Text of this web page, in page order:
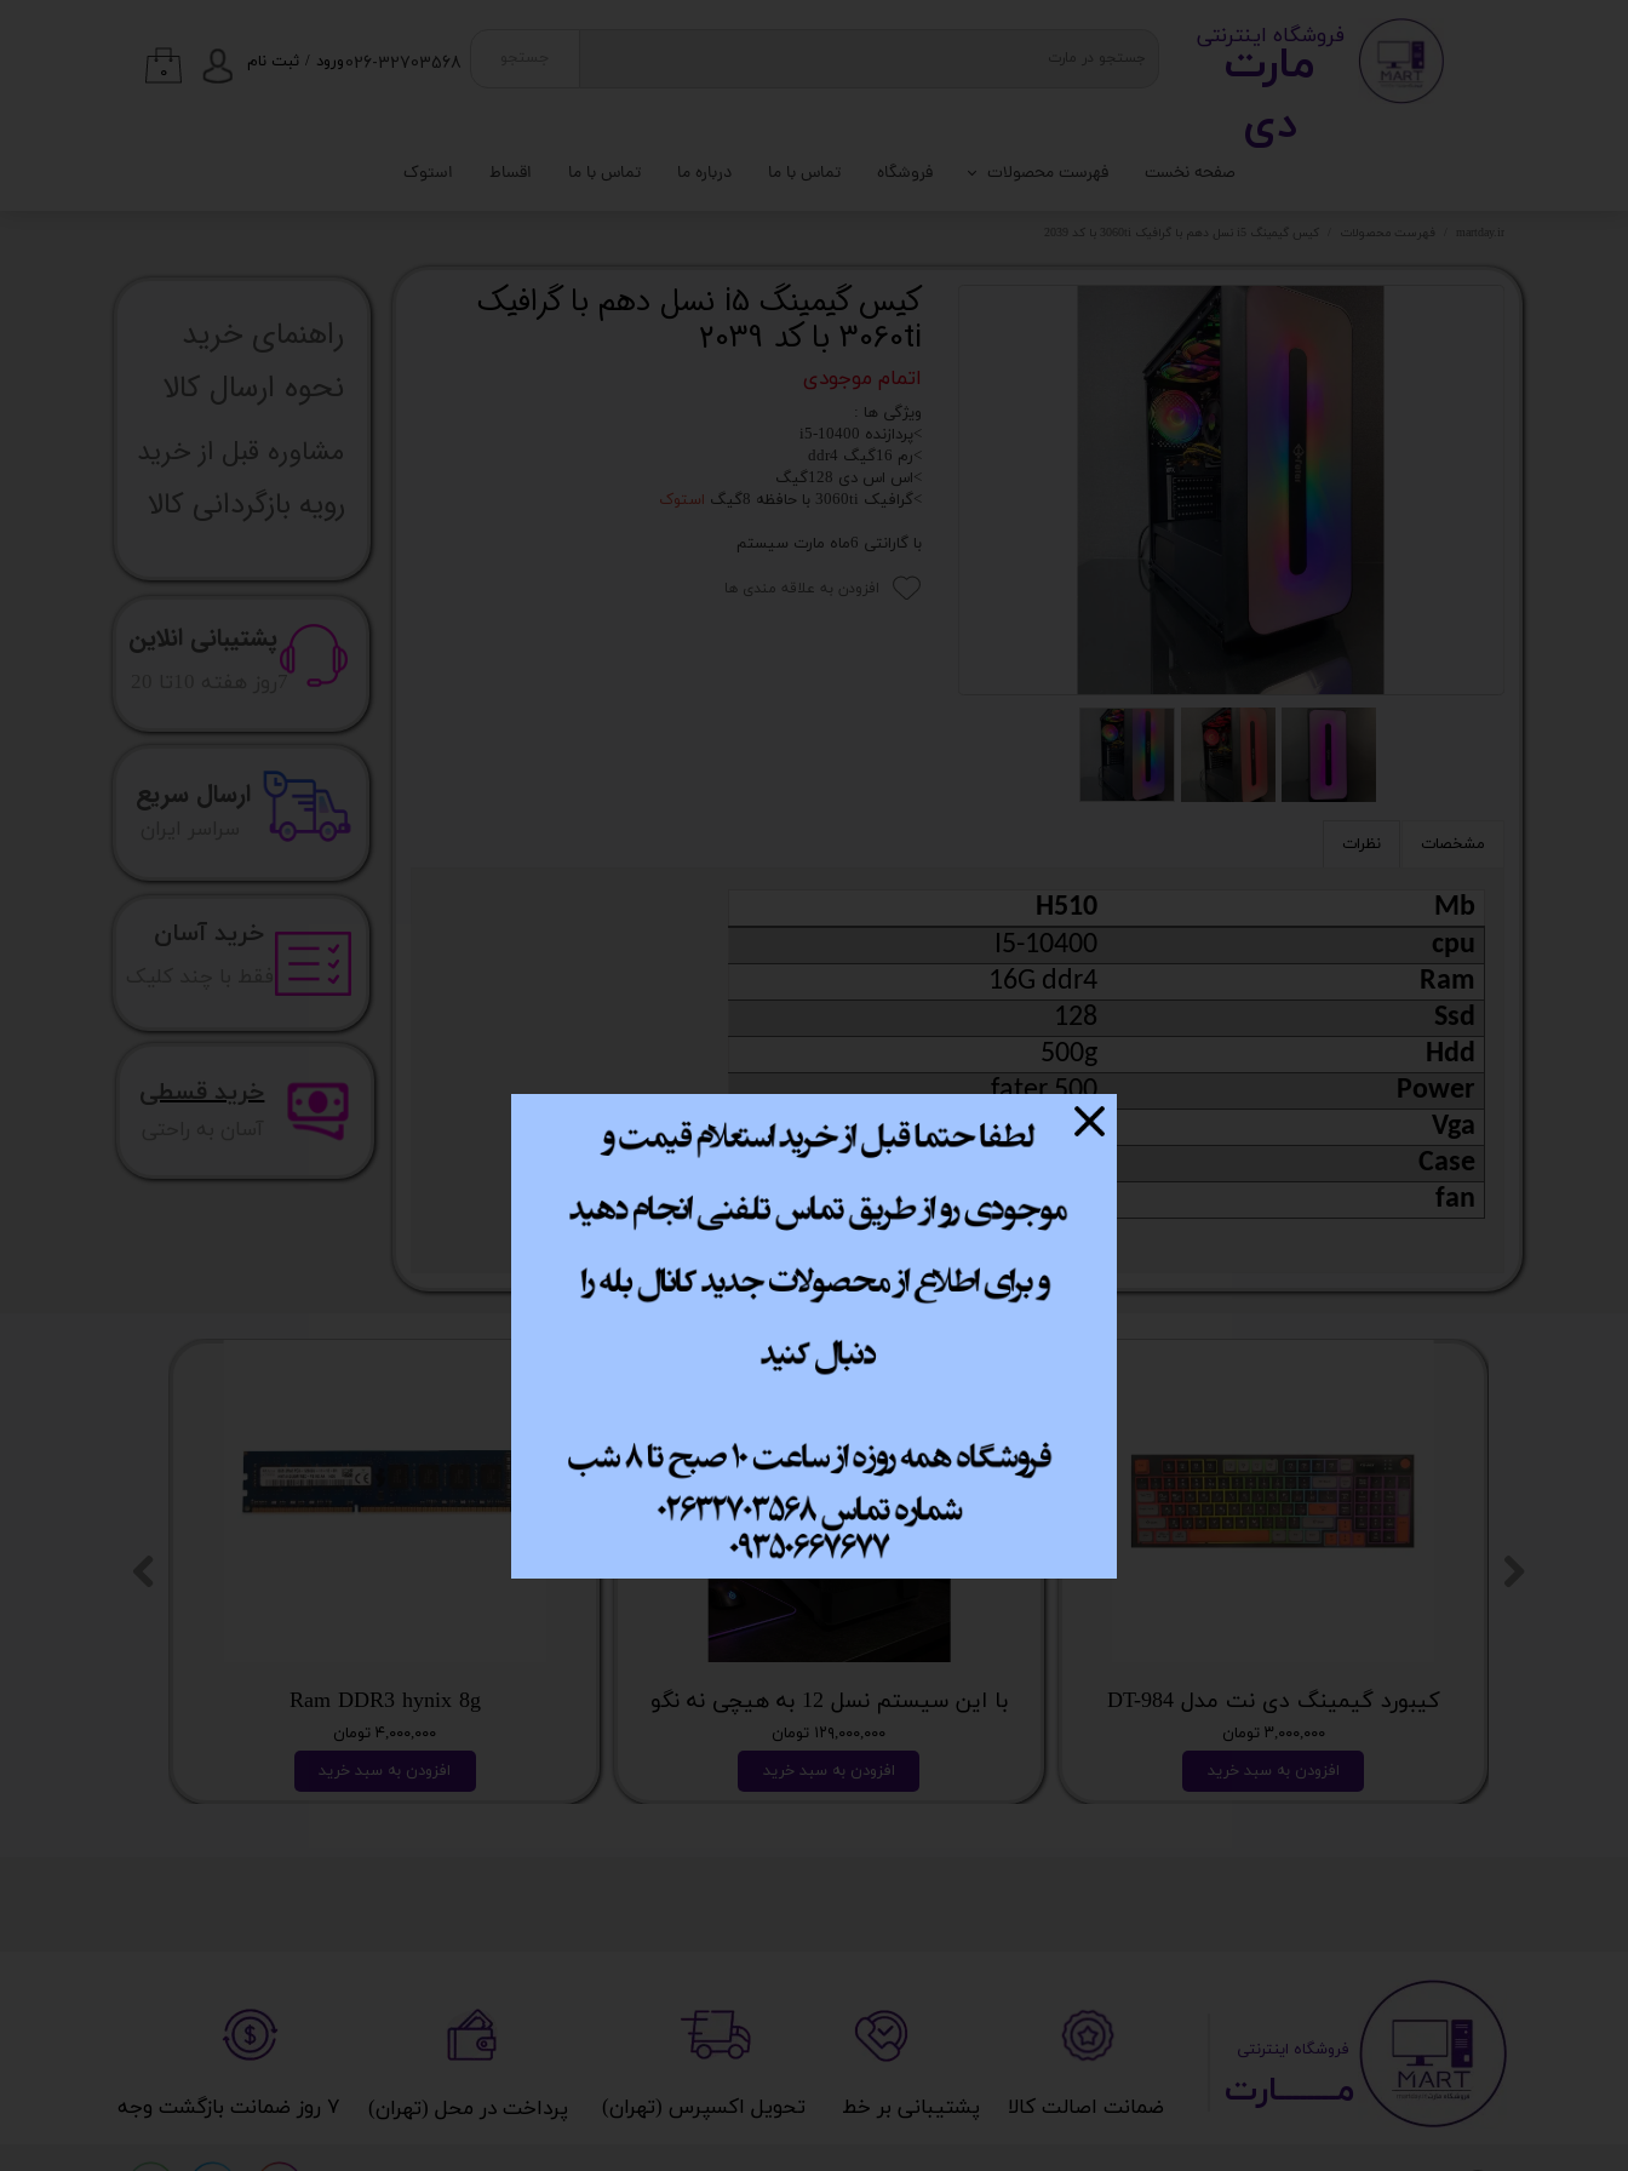
صفحه نخست فهرست محصولات
ستاپ کامل
پک اداری
مینی کیس استوک
اکسسوری
چاپگر
گیم
imack
ستاپ کامل
فروشگاه تماس با ما درباره ما تماس با ما اقساط استوک
ورود / ثبت نام
۰
مارت
دی​​​​​​
​ ​فروشگاه اینترنتی
026-32703568
martday.ir فهرست محصولات کیس گیمینگ i5 نسل دهم با گرافیک 3060ti با کد 2039
کیس گیمینگ i5 نسل دهم با گرافیک
3060ti با کد 2039
اتمام موجودی
ویژگی ها :
>پردازنده i5-10400
>رم 16گیگ ddr4
>اس اس دی 128گیگ
>گرافیک 3060ti با حافظه 8گیگ
استوک
با گارانتی 6ماه مارت سیستم
افزودن به علاقه مندی ها
مشخصات نظرات
Mb
H510
cpu
I5-10400
Ram
16G ddr4
Ssd
128
Hdd
500g
Power
500 fater
Vga
Rtx 3060 ti -8g-ddr6
Case
fan
1155
راهنما​​​​​​​​​​​​​​ی خرید
نحوه ارسال کالا
مشاوره قبل از خرید
رویه بازگردانی کالا
پشتیبانی انلاین
ارسال سریع
خرید آسان
خرید قسطی
Ram DDR3 hynix 8g
۴,۰۰۰,۰۰۰ تومان
افزودن به سبد خرید
با این سیستم نسل 12 به هیچی نه نگو
۱۲۹,۰۰۰,۰۰۰ تومان
افزودن به سبد خرید
کیبورد گیمینگ دی نت مدل DT-984
۳,۰۰۰,۰۰۰ تومان
افزودن به سبد خرید
مــــــــارت​​​​​​
​ ​فروشگاه اینترنتی
۷ روز ضمانت بازگشت وجه​​​​​​​ پرداخت در محل (تهران)​​​​​​​ تحویل اکسپرس (تهران)​​​​​​​ پشتیبانی بر خط​​​​​​​ ضمانت اصالت کالا​​​​​​​